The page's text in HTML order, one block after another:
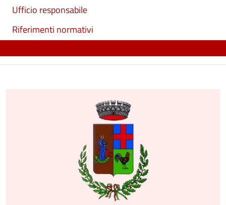
Ufficio responsabile
Riferimenti normativi